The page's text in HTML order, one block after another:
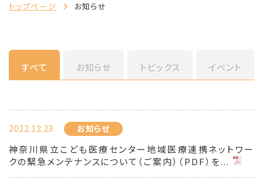
トップページ お知らせ
すべて お知らせ トピックス イベント
2022.12.23 お知らせ
神奈川県立こども医療センター地域医療連携ネットワー
クの緊急メンテナンスについて（ご案内）（PDF）を...